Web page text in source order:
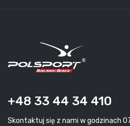
+48 33 44 34 410
Skontaktuj się z nami w godzinach